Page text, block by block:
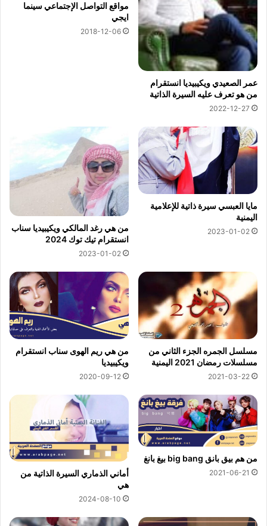
عمر الصعيدي ويكيبيديا انستقرام
من هو تعرف عليه السيرة الذاتية
2022-12-27
مواقع التواصل الإجتماعي سينما
ايجي
2018-12-06
مايا العبسي سيرة ذاتية للإعلامية
اليمنية
2023-01-02
من هي رغد المالكي ويكيبيديا سناب
انستقرام تيك توك 2024
2023-01-02
مسلسل الجمره الجزء الثاني من
مسلسلات رمضان 2021 اليمنية
2021-03-22
من هي ريم الهوى سناب انستقرام
ويكيبيديا
2020-09-12
من هم بيق بانق big bang بيغ بانغ
2021-06-21
أماني الذماري السيرة الذاتية من
هي
2024-08-10